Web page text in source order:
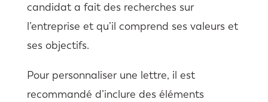
candidat a fait des recherches sur
l’entreprise et qu’il comprend ses valeurs et
ses objectifs.
Pour personnaliser une lettre, il est
recommandé d’inclure des éléments